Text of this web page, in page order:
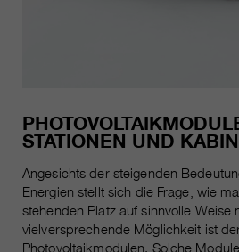
STATIONEN UND
Angesichts der steigenden
Energien stellt sich die Frage, wie
stehenden Platz auf sinnvolle Weise
vielversprechende Möglichkeit ist
Photovoltaikmodulen. Solche